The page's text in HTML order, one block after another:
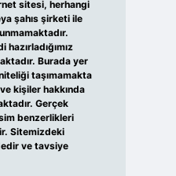
sitesi, herhangi
şahıs şirketi ile
Burada yer
taşımamakta
kişiler hakkında
Gerçek
benzerlikleri
Sitemizdeki
ve tavsiye